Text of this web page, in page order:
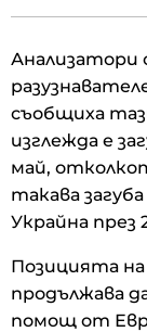
Анализатори
съобщиха
изглежда е
май,
такава
Украйна през
Позицията
продължава
помощ от